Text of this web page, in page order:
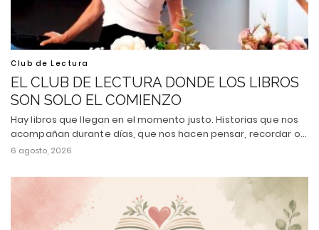
Club de Lectura
EL CLUB DE LECTURA DONDE LOS LIBROS
SON SOLO EL COMIENZO
Hay libros que llegan en el momento justo. Historias que nos
acompañan durante días, que nos hacen pensar, recordar o…
6 agosto, 2026